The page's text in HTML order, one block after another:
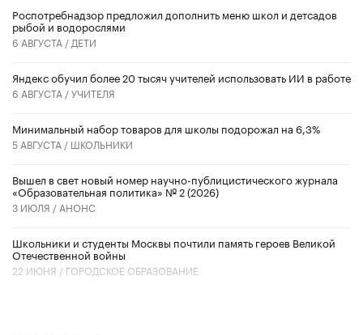
Роспотребнадзор предложил дополнить меню школ и детсадов
рыбой и водорослями
6 АВГУСТА / ДЕТИ
​Яндекс обучил более 20 тысяч учителей использовать ИИ в работе
6 АВГУСТА /УЧИТЕЛЯ
Минимальный набор товаров для школы подорожал на 6,3%
5 АВГУСТА / ШКОЛЬНИКИ
Вышел в свет новый номер научно-публицистического журнала
«Образовательная политика» № 2 (2026)
3 ИЮЛЯ / АНОНС
Школьники и студенты Москвы почтили память героев Великой
Отечественной войны
22 ИЮНЯ / ГОРОДСКОЕ ОБРАЗОВАНИЕ